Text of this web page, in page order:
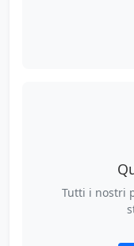
Tutti i nostri